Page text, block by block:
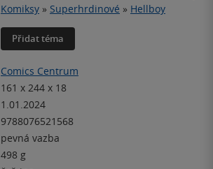
Komiksy » Superhrdinové » Hellboy
Přidat téma
Comics Centrum
161 x 244 x 18
1.01.2024
9788076521568
pevná vazba
498 g